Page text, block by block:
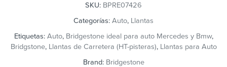
SKU: BPRE07426
Categorías: Auto, Llantas
Etiquetas: Auto, Bridgestone ideal para auto Mercedes y Bmw,
Bridgstone, Llantas de Carretera (HT-pisteras), Llantas para Auto
Brand: Bridgestone